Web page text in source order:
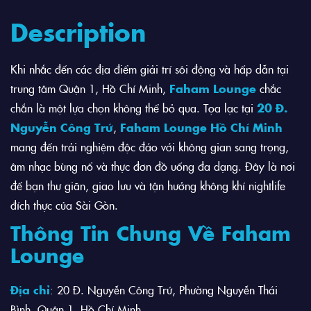
Description
Khi nhắc đến các địa điểm giải trí sôi động và hấp dẫn tại
trung tâm Quận 1, Hồ Chí Minh, Faham Lounge chắc
chắn là một lựa chọn không thể bỏ qua. Tọa lạc tại 20 Đ.
Nguyễn Công Trứ, Faham Lounge Hồ Chí Minh
mang đến trải nghiệm độc đáo với không gian sang trọng,
âm nhạc bùng nổ và thực đơn đồ uống đa dạng. Đây là nơi
để bạn thư giãn, giao lưu và tận hưởng không khí nightlife
đích thực của Sài Gòn.
Thông Tin Chung Về Faham
Lounge
Địa chỉ: 20 Đ. Nguyễn Công Trứ, Phường Nguyễn Thái